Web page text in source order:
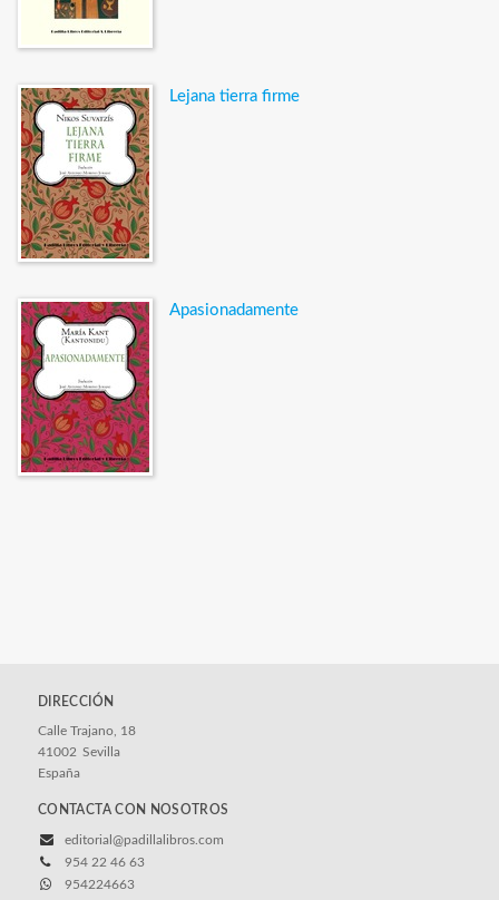
Lejana tierra firme
Apasionadamente
DIRECCIÓN
Calle Trajano, 18
41002 Sevilla
España
CONTACTA CON NOSOTROS
editorial@padillalibros.com
954 22 46 63
954224663